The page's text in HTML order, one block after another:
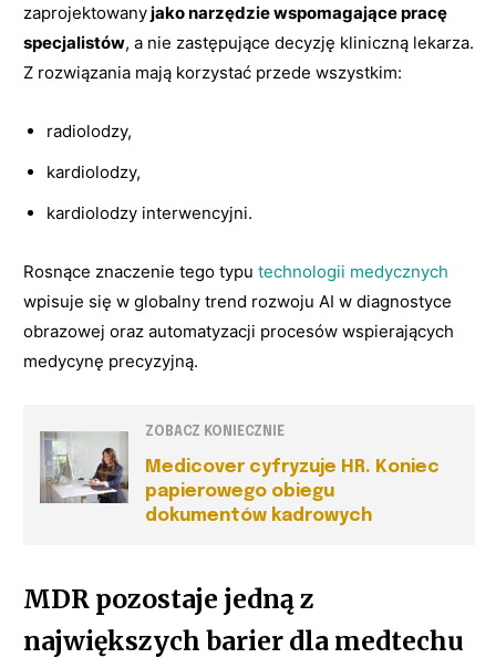
zaprojektowanyjako narzędzie wspomagające pracę
specjalistów, a nie zastępujące decyzję kliniczną lekarza.
Z rozwiązania mają korzystać przede wszystkim:
radiolodzy,
kardiolodzy,
kardiolodzy interwencyjni.
Rosnące znaczenie tego typu technologii medycznych
wpisuje się w globalny trend rozwoju AI w diagnostyce
obrazowej oraz automatyzacji procesów wspierających
medycynę precyzyjną.
ZOBACZ KONIECZNIE
Medicover cyfryzuje HR. Koniec
papierowego obiegu
dokumentów kadrowych
MDR pozostaje jedną z
największych barier dla medtechu